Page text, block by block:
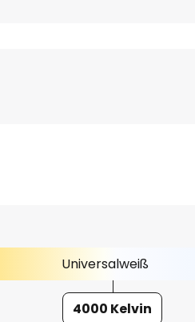
Universalweiß
4000 Kelvin